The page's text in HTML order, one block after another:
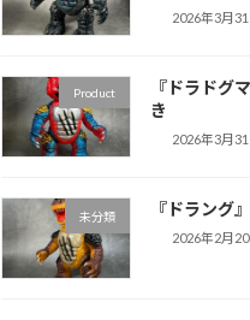
2026年3月
Product
『ドラドグ
き
2026年3月31
未分類 『ドラング
2026年2月20